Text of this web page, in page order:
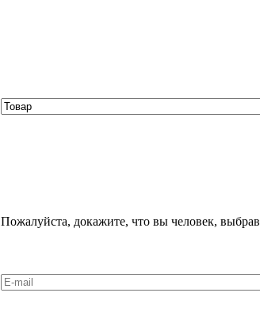
Пожалуйста, докажите, что вы человек, выбрав